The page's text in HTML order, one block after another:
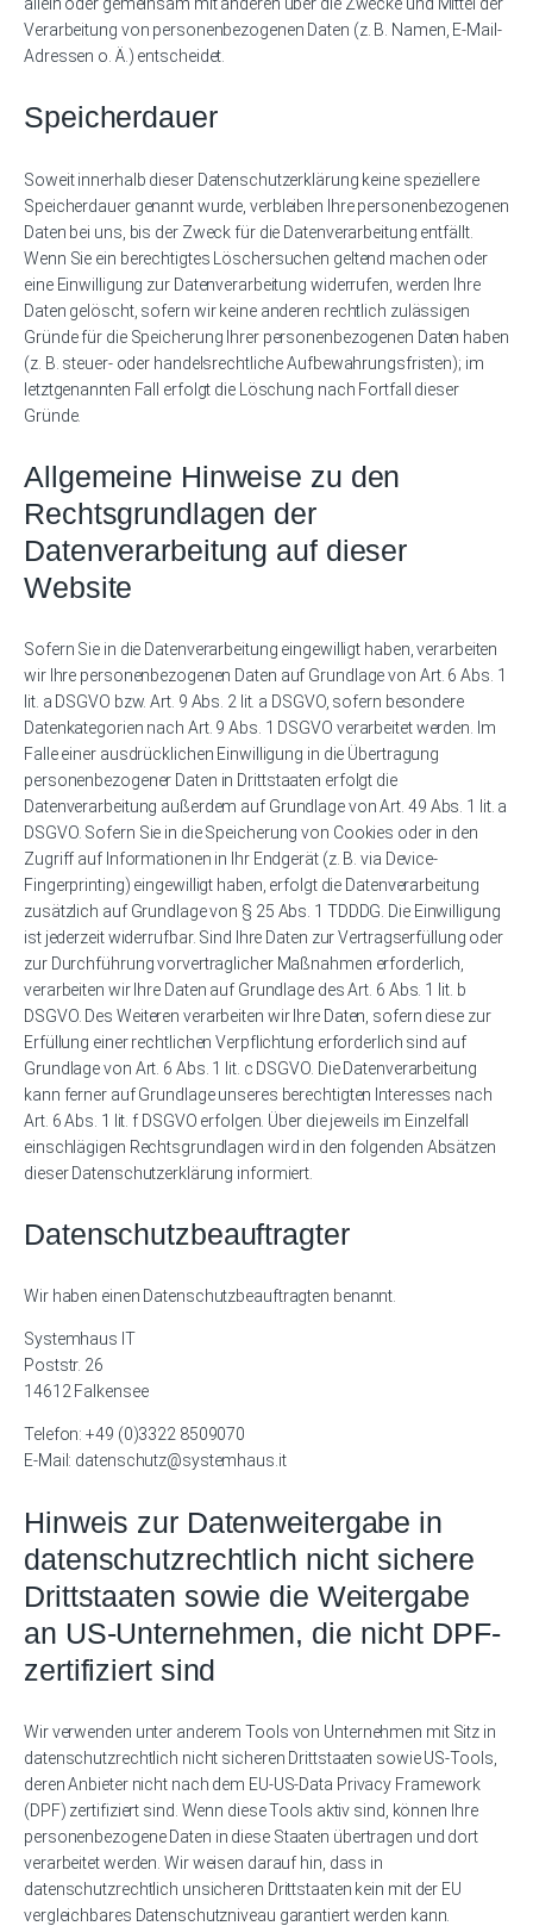
allein oder gemeinsam mit anderen über die Zwecke und Mittel der
Verarbeitung von personenbezogenen Daten (z. B. Namen, E-Mail-
Adressen o. Ä.) entscheidet.
Speicherdauer
Soweit innerhalb dieser Datenschutzerklärung keine speziellere
Speicherdauer genannt wurde, verbleiben Ihre personenbezogenen
Daten bei uns, bis der Zweck für die Datenverarbeitung entfällt.
Wenn Sie ein berechtigtes Löschersuchen geltend machen oder
eine Einwilligung zur Datenverarbeitung widerrufen, werden Ihre
Daten gelöscht, sofern wir keine anderen rechtlich zulässigen
Gründe für die Speicherung Ihrer personenbezogenen Daten haben
(z. B. steuer- oder handelsrechtliche Aufbewahrungsfristen); im
letztgenannten Fall erfolgt die Löschung nach Fortfall dieser
Gründe.
Allgemeine Hinweise zu den
Rechtsgrundlagen der
Datenverarbeitung auf dieser
Website
Sofern Sie in die Datenverarbeitung eingewilligt haben, verarbeiten
wir Ihre personenbezogenen Daten auf Grundlage von Art. 6 Abs. 1
lit. a DSGVO bzw. Art. 9 Abs. 2 lit. a DSGVO, sofern besondere
Datenkategorien nach Art. 9 Abs. 1 DSGVO verarbeitet werden. Im
Falle einer ausdrücklichen Einwilligung in die Übertragung
personenbezogener Daten in Drittstaaten erfolgt die
Datenverarbeitung außerdem auf Grundlage von Art. 49 Abs. 1 lit. a
DSGVO. Sofern Sie in die Speicherung von Cookies oder in den
Zugriff auf Informationen in Ihr Endgerät (z. B. via Device-
Fingerprinting) eingewilligt haben, erfolgt die Datenverarbeitung
zusätzlich auf Grundlage von § 25 Abs. 1 TDDDG. Die Einwilligung
ist jederzeit widerrufbar. Sind Ihre Daten zur Vertragserfüllung oder
zur Durchführung vorvertraglicher Maßnahmen erforderlich,
verarbeiten wir Ihre Daten auf Grundlage des Art. 6 Abs. 1 lit. b
DSGVO. Des Weiteren verarbeiten wir Ihre Daten, sofern diese zur
Erfüllung einer rechtlichen Verpflichtung erforderlich sind auf
Grundlage von Art. 6 Abs. 1 lit. c DSGVO. Die Datenverarbeitung
kann ferner auf Grundlage unseres berechtigten Interesses nach
Art. 6 Abs. 1 lit. f DSGVO erfolgen. Über die jeweils im Einzelfall
einschlägigen Rechtsgrundlagen wird in den folgenden Absätzen
dieser Datenschutzerklärung informiert.
Datenschutz­beauftragter
Wir haben einen Datenschutzbeauftragten benannt.
Systemhaus IT
Poststr. 26
14612 Falkensee
Telefon: +49 (0)3322 8509070
E-Mail: datenschutz@systemhaus.it
Hinweis zur Datenweitergabe in
datenschutzrechtlich nicht sichere
Drittstaaten sowie die Weitergabe
an US-Unternehmen, die nicht DPF-
zertifiziert sind
Wir verwenden unter anderem Tools von Unternehmen mit Sitz in
datenschutzrechtlich nicht sicheren Drittstaaten sowie US-Tools,
deren Anbieter nicht nach dem EU-US-Data Privacy Framework
(DPF) zertifiziert sind. Wenn diese Tools aktiv sind, können Ihre
personenbezogene Daten in diese Staaten übertragen und dort
verarbeitet werden. Wir weisen darauf hin, dass in
datenschutzrechtlich unsicheren Drittstaaten kein mit der EU
vergleichbares Datenschutzniveau garantiert werden kann.